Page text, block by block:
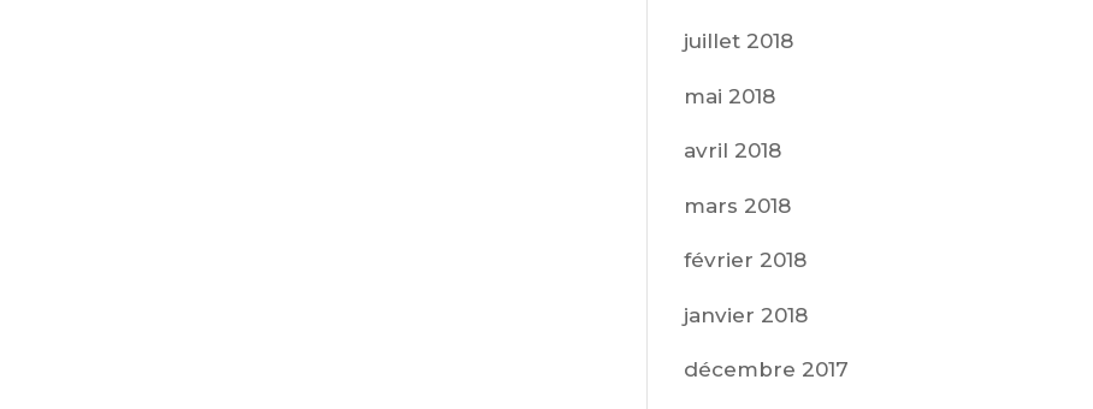
juillet 2018
mai 2018
avril 2018
mars 2018
février 2018
janvier 2018
décembre 2017